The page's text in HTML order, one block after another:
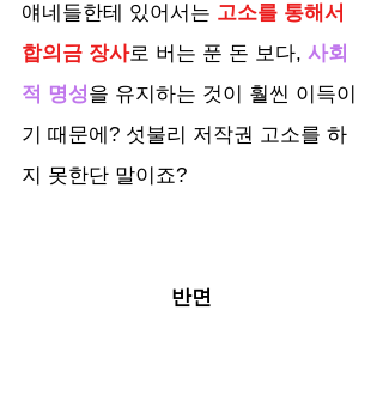
얘네들한테 있어서는 고소를 통해서
합의금 장사로 버는 푼 돈 보다, 사회
적 명성을 유지하는 것이 훨씬 이득이
기 때문에? 섯불리 저작권 고소를 하
지 못한단 말이죠?
반면